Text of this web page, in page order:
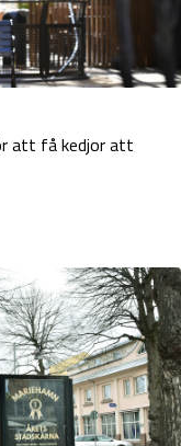
att få kedjor att